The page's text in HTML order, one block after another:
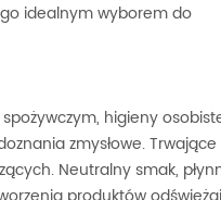
go idealnym wyborem do
higieny
zmysłowe. Trwające
Neutralny smak,